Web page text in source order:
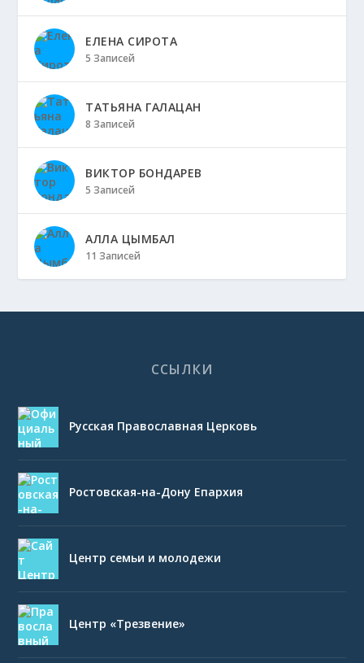
ЕЛЕНА СИРОТА
5 Записей
ТАТЬЯНА ГАЛАЦАН
8 Записей
ВИКТОР БОНДАРЕВ
5 Записей
АЛЛА ЦЫМБАЛ
11 Записей
ССЫЛКИ
Русская Православная Церковь
Ростовская-на-Дону Епархия
Центр семьи и молодежи
Центр «Трезвение»